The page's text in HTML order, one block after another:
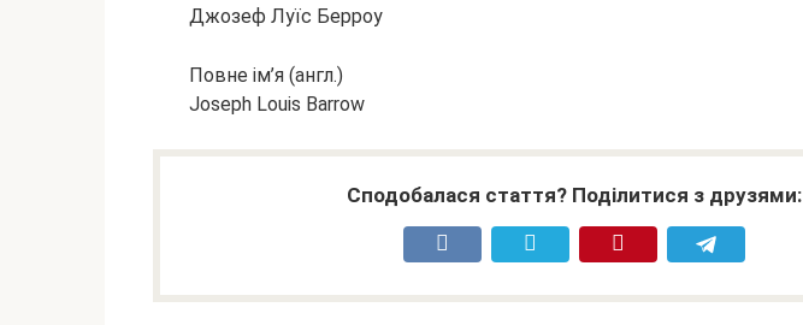
Джозеф Луїс Берроу
Повне ім’я (англ.)
Joseph Louis Barrow
Сподобалася стаття? Поділитися з друзями: